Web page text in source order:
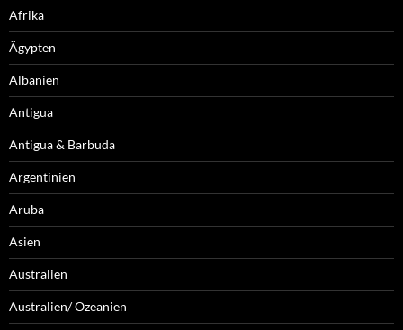
Afrika
Ägypten
Albanien
Antigua
Antigua & Barbuda
Argentinien
Aruba
Asien
Australien
Australien/ Ozeanien